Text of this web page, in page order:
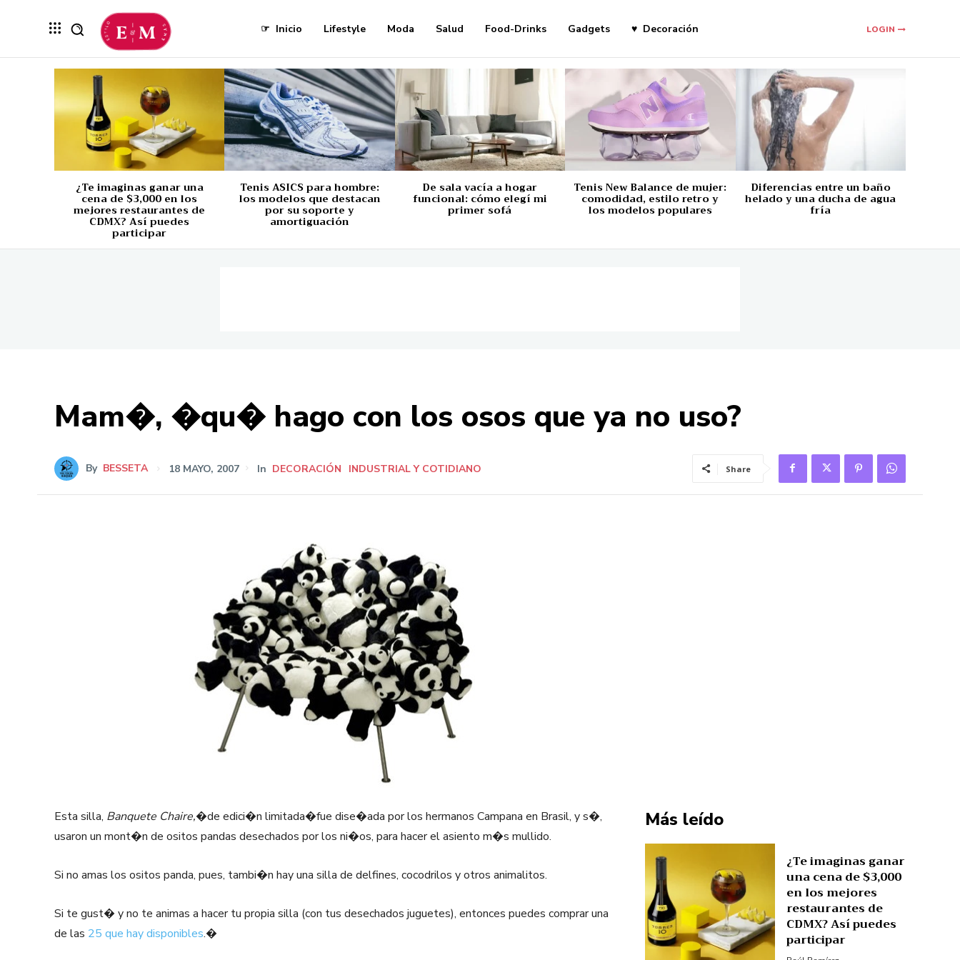
☞ Inicio Lifestyle Moda Salud Food-Drinks Gadgets ♥ Decoración LOGIN
¿Te imaginas ganar una
cena de $3,000 en los
mejores restaurantes de
CDMX? Así puedes
participar
Tenis ASICS para hombre:
los modelos que destacan
por su soporte y
amortiguación
De sala vacía a hogar
funcional: cómo elegí mi
primer sofá
Tenis New Balance de mujer:
comodidad, estilo retro y
los modelos populares
Diferencias entre un baño
helado y una ducha de agua
fría
Mam�, �qu� hago con los osos que ya no uso?
By BESSETA 18 MAYO, 2007 In DECORACIÓN INDUSTRIAL Y COTIDIANO Share
Esta silla, Banquete Chaire,�de edici�n limitada�fue dise�ada por los hermanos Campana en Brasil, y s�,
usaron un mont�n de ositos pandas desechados por los ni�os, para hacer el asiento m�s mullido.
Si no amas los ositos panda, pues, tambi�n hay una silla de delfines, cocodrilos y otros animalitos.
Si te gust� y no te animas a hacer tu propia silla (con tus desechados juguetes), entonces puedes comprar una
de las 25 que hay disponibles.�
Más leído
¿Te imaginas ganar
una cena de $3,000
en los mejores
restaurantes de
CDMX? Así puedes
participar